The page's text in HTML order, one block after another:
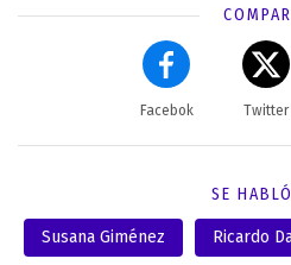
Facebok Twitter
SE
Susana Giménez Ricardo